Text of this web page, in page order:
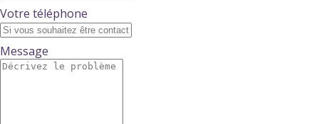
Votre téléphone
Message